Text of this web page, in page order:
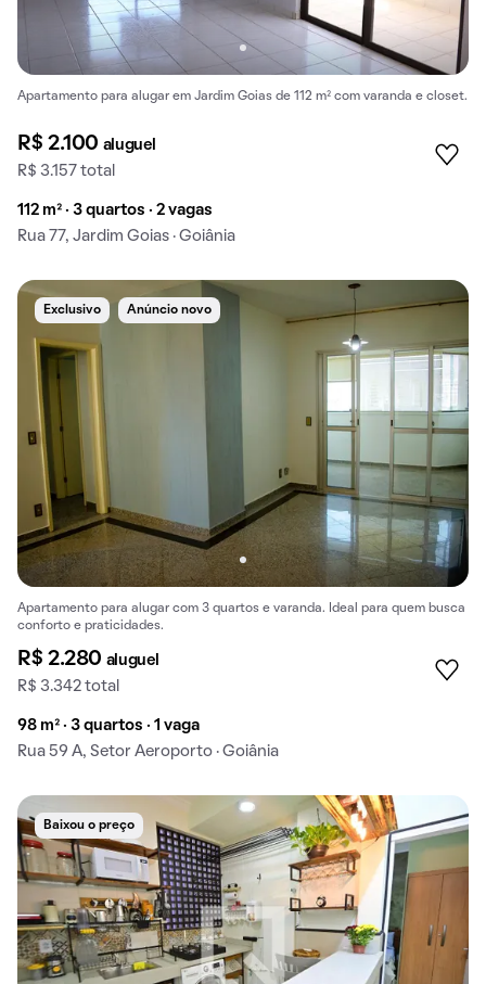
Apartamento para alugar em Jardim Goias de 112 m² com varanda e closet.
R$ 2.100 aluguel
R$ 3.157 total
112 m² · 3 quartos · 2 vagas
Rua 77, Jardim Goias · Goiânia
Exclusivo Anúncio novo
Apartamento para alugar com 3 quartos e varanda. Ideal para quem busca
conforto e praticidades.
R$ 2.280 aluguel
R$ 3.342 total
98 m² · 3 quartos · 1 vaga
Rua 59 A, Setor Aeroporto · Goiânia
Baixou o preço